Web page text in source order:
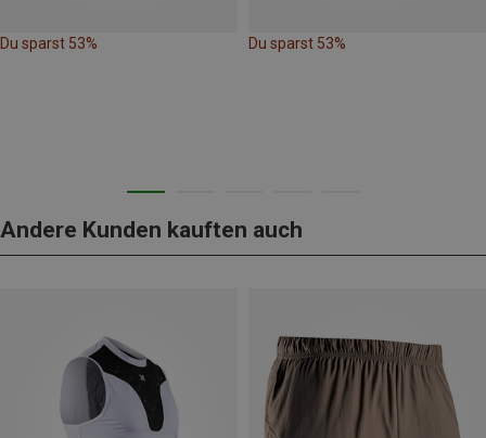
Du sparst 53% Du sparst 53%
Andere Kunden kauften auch